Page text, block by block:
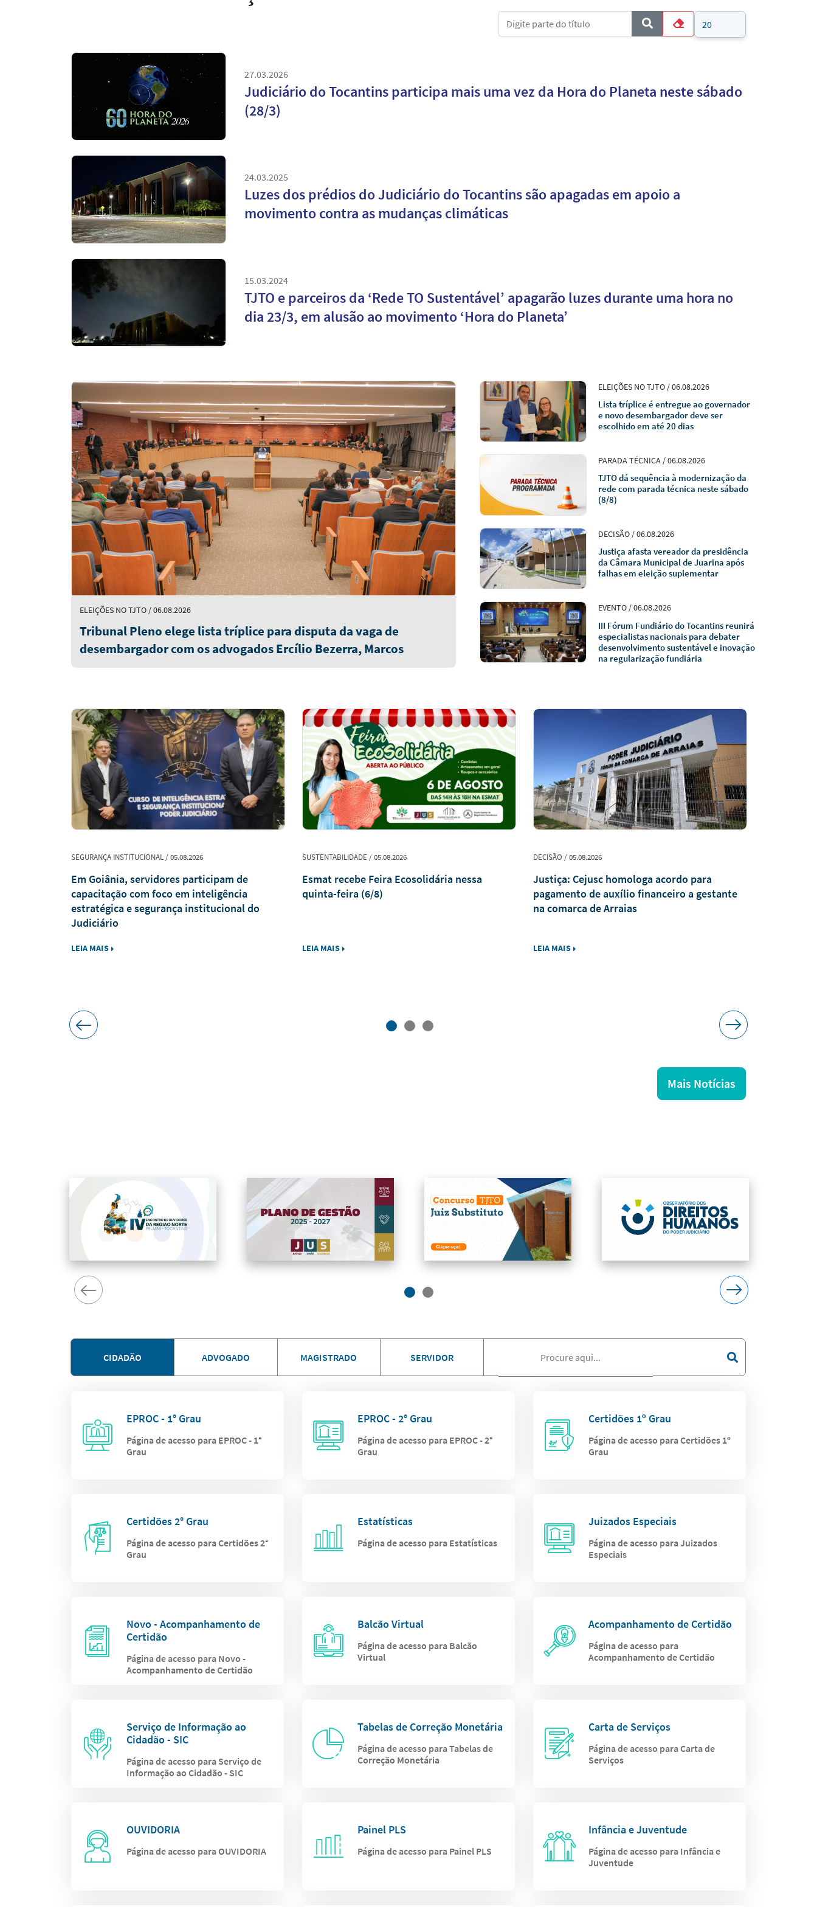
Digite parte do título
COM_CONTENT_FORM_FILTER_SUBMIT
Limpar
Mostrar #
27.03.2026
Judiciário do Tocantins participa mais uma vez da Hora do Planeta neste sábado
(28/3)
24.03.2025
Luzes dos prédios do Judiciário do Tocantins são apagadas em apoio a
movimento contra as mudanças climáticas
15.03.2024
TJTO e parceiros da ‘Rede TO Sustentável’ apagarão luzes durante uma hora no
dia 23/3, em alusão ao movimento ‘Hora do Planeta’
Notícias
em
Destaque
ELEIÇÕES NO TJTO / 06.08.2026
Tribunal Pleno elege lista tríplice para disputa da vaga de
desembargador com os advogados Ercílio Bezerra, Marcos
Antônio e Guilherme Trindade
ELEIÇÕES NO TJTO / 06.08.2026
Lista tríplice é entregue ao governador
e novo desembargador deve ser
escolhido em até 20 dias
PARADA TÉCNICA / 06.08.2026
TJTO dá sequência à modernização da
rede com parada técnica neste sábado
(8/8)
DECISÃO / 06.08.2026
Justiça afasta vereador da presidência
da Câmara Municipal de Juarina após
falhas em eleição suplementar
EVENTO / 06.08.2026
III Fórum Fundiário do Tocantins reunirá
especialistas nacionais para debater
desenvolvimento sustentável e inovação
na regularização fundiária
SEGURANÇA INSTITUCIONAL / 05.08.2026
Em Goiânia, servidores participam de
capacitação com foco em inteligência
estratégica e segurança institucional do
Judiciário
LEIA MAIS
SUSTENTABILIDADE / 05.08.2026
Esmat recebe Feira Ecosolidária nessa
quinta-feira (6/8)
LEIA MAIS
DECISÃO / 05.08.2026
Justiça: Cejusc homologa acordo para
pagamento de auxílio financeiro a gestante
na comarca de Arraias
LEIA MAIS
Mais Notícias
CIDADÃO ADVOGADO MAGISTRADO SERVIDOR
EPROC - 1° Grau
Página de acesso para EPROC - 1°
Grau
EPROC - 2° Grau
Página de acesso para EPROC - 2°
Grau
Certidões 1º Grau
Página de acesso para Certidões 1º
Grau
Certidões 2° Grau
Página de acesso para Certidões 2°
Grau
Estatísticas
Página de acesso para Estatísticas
Juizados Especiais
Página de acesso para Juizados
Especiais
Novo - Acompanhamento de
Certidão
Página de acesso para Novo -
Acompanhamento de Certidão
Balcão Virtual
Página de acesso para Balcão
Virtual
Acompanhamento de Certidão
Página de acesso para
Acompanhamento de Certidão
Serviço de Informação ao
Cidadão - SIC
Página de acesso para Serviço de
Informação ao Cidadão - SIC
Tabelas de Correção Monetária
Página de acesso para Tabelas de
Correção Monetária
Carta de Serviços
Página de acesso para Carta de
Serviços
OUVIDORIA
Página de acesso para OUVIDORIA
Painel PLS
Página de acesso para Painel PLS
Infância e Juventude
Página de acesso para Infância e
Juventude